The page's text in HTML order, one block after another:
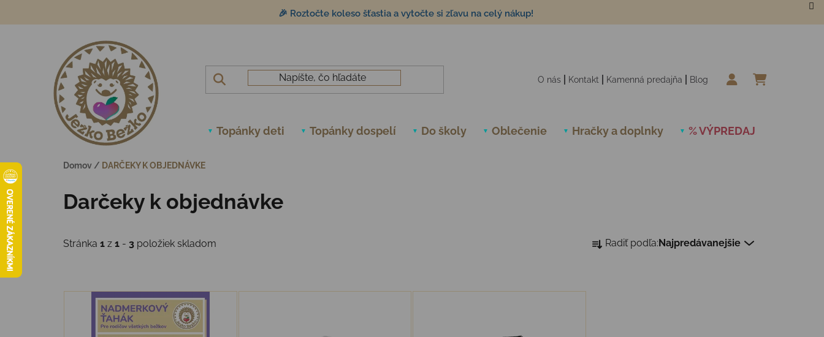
🎉 Roztočte koleso šťastia a vytočte si zľavu na celý nákup!
O nás Kontakt Kamenná predajňa Blog
Topánky deti Topánky dospelí Do školy Oblečenie Hračky a doplnky % VÝPREDAJ
Domov / DARČEKY K OBJEDNÁVKE
Darčeky k objednávke
Stránka 1 z 1 - 3 položiek skladom
Radenie produktov
Radiť podľa: Najpredávanejšie
Výpis produktov